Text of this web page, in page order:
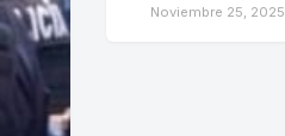
Noviembre 25, 2025